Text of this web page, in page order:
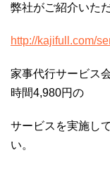
弊社がご紹介いた
http://kajifull.com/
家事代行サービス
時間4,980円の
サービスを実施し
い。